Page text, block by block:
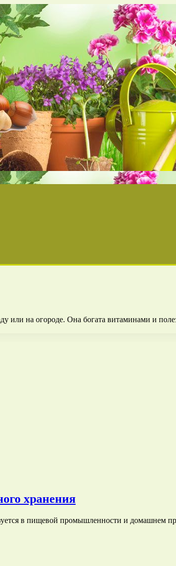
на огороде. Она богата витаминами и
хранения
в пищевой промышленности и домашнем